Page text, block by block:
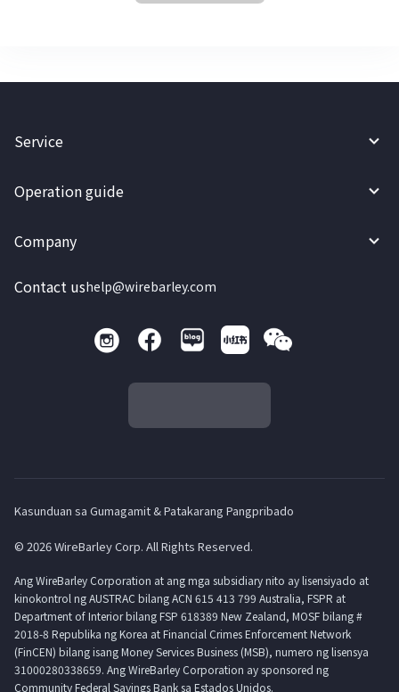
Service
Operation guide
Company
Contact ushelp@wirebarley.com
Kasunduan sa Gumagamit & Patakarang Pangpribado
© 2026 WireBarley Corp. All Rights Reserved.
Ang WireBarley Corporation at ang mga subsidiary nito ay lisensiyado at
kinokontrol ng AUSTRAC bilang ACN 615 413 799 Australia, FSPR at
Department of Interior bilang FSP 618389 New Zealand, MOSF bilang #
2018-8 Republika ng Korea at Financial Crimes Enforcement Network
(FinCEN) bilang isang Money Services Business (MSB), numero ng lisensya
31000280338659. Ang WireBarley Corporation ay sponsored ng
Community Federal Savings Bank sa Estados Unidos.